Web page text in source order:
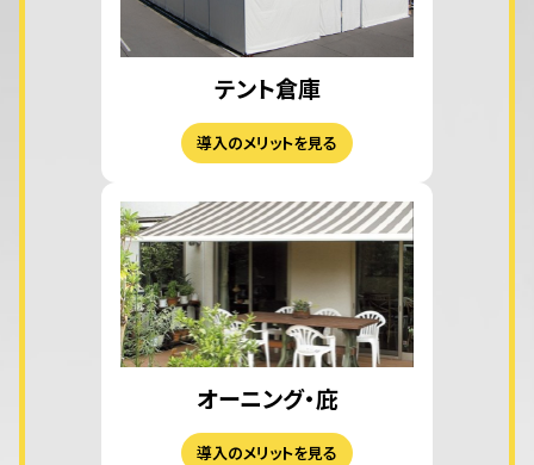
テント倉庫
導入のメリットを見る
オーニング・庇
導入のメリットを見る